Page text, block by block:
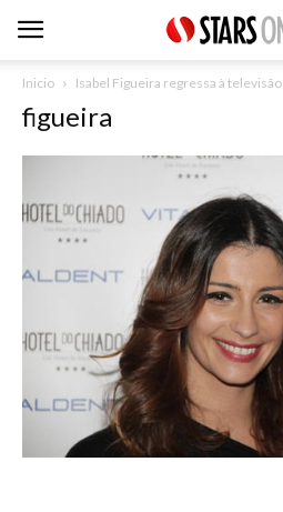
Inicio Isabel Figueira regressa à televisão
figueira